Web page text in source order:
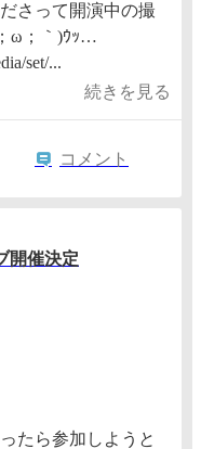
さって開演中の撮
ω；｀)ｳｯ…
set/...
続きを見る
コメント
開催決定
たら参加しようと